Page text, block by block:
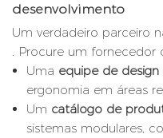
desenvolvimento
Um verdadeiro parceiro
. Procure um fornecedor
Uma equipe de design
ergonomia em áreas
Um catálogo de
sistemas modulares,